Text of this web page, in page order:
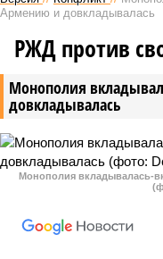
Армению и довкладывалась
Монополия
довкладывалась
РЖД против
Монополия вкладывалась-